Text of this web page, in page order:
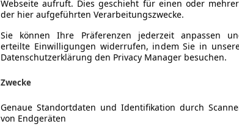
Webseite aufruft. Dies geschieht für einen oder
der hier aufgeführten Verarbeitungszwecke.
Sie können Ihre Präferenzen jederzeit anpassen
erteilte Einwilligungen widerrufen, indem Sie in
Datenschutzerklärung den Privacy Manager besuchen.
Zwecke
Genaue Standortdaten und Identifikation durch
von Endgeräten